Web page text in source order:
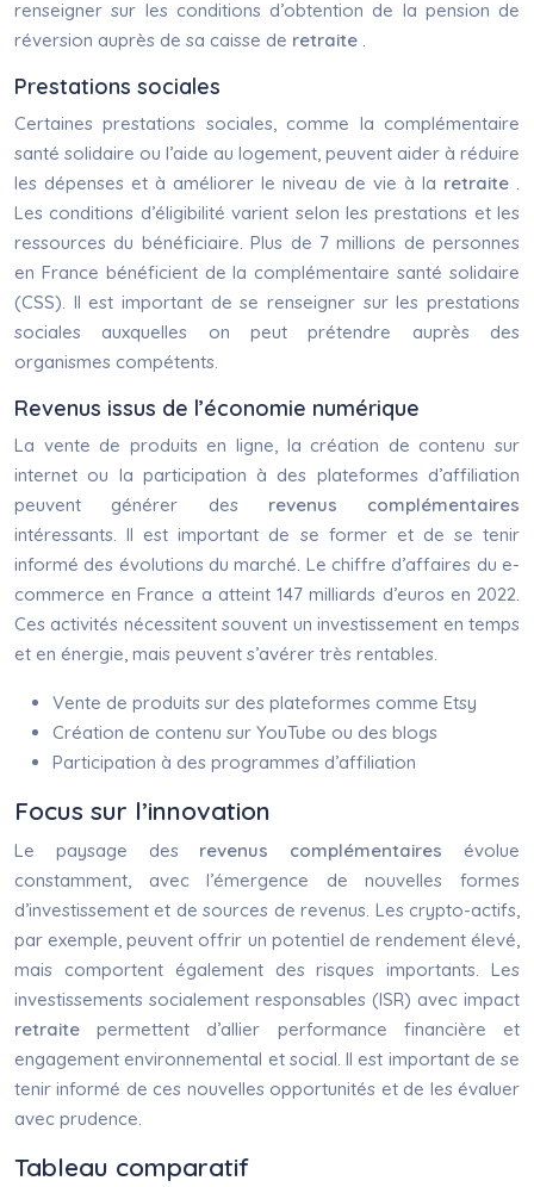
renseigner sur les conditions d’obtention de la pension de
réversion auprès de sa caisse de retraite .
Prestations sociales
Certaines prestations sociales, comme la complémentaire
santé solidaire ou l’aide au logement, peuvent aider à réduire
les dépenses et à améliorer le niveau de vie à la retraite .
Les conditions d’éligibilité varient selon les prestations et les
ressources du bénéficiaire. Plus de 7 millions de personnes
en France bénéficient de la complémentaire santé solidaire
(CSS). Il est important de se renseigner sur les prestations
sociales auxquelles on peut prétendre auprès des
organismes compétents.
Revenus issus de l’économie numérique
La vente de produits en ligne, la création de contenu sur
internet ou la participation à des plateformes d’affiliation
peuvent générer des revenus complémentaires
intéressants. Il est important de se former et de se tenir
informé des évolutions du marché. Le chiffre d’affaires du e-
commerce en France a atteint 147 milliards d’euros en 2022.
Ces activités nécessitent souvent un investissement en temps
et en énergie, mais peuvent s’avérer très rentables.
Vente de produits sur des plateformes comme Etsy
Création de contenu sur YouTube ou des blogs
Participation à des programmes d’affiliation
Focus sur l’innovation
Le paysage des revenus complémentaires évolue
constamment, avec l’émergence de nouvelles formes
d’investissement et de sources de revenus. Les crypto-actifs,
par exemple, peuvent offrir un potentiel de rendement élevé,
mais comportent également des risques importants. Les
investissements socialement responsables (ISR) avec impact
retraitepermettent d’allier performance financière et
engagement environnemental et social. Il est important de se
tenir informé de ces nouvelles opportunités et de les évaluer
avec prudence.
Tableau comparatif